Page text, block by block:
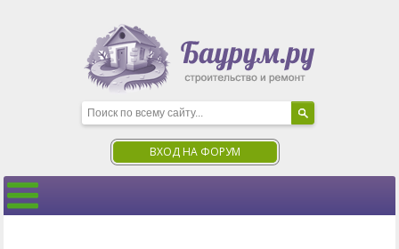
ВХОД НА ФОРУМ